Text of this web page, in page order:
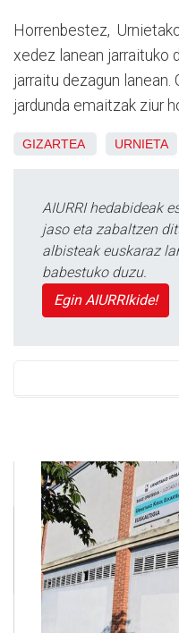
Horrenbestez,
xedez lanean jarraituko
jarraitu dezagun
jardunda emaitzak ziur
GIZARTEA URNIETA
AIURRI hedabideak
jaso eta zabaltzen
albisteak euskaraz
babestuko duzu.
Egin AIURRIkide!